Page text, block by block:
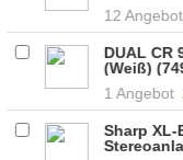
12
DUAL CR
(Weiß)
1 Angebot
Sharp XL-